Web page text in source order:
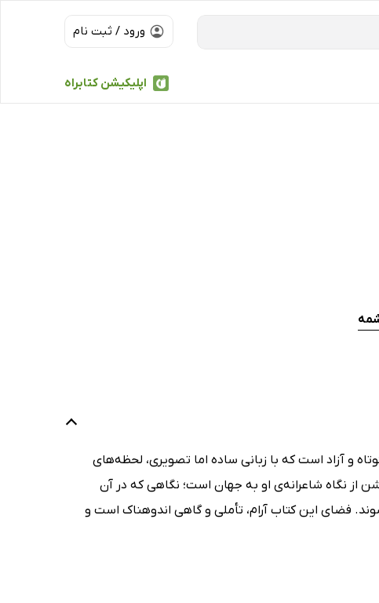
ورود / ثبت نام
اپلیکیشن کتابراه
و آزاد است که با زبانی ساده اما تصویری، لحظه‌های
از نگاه شاعرانه‌ی او به جهان است؛ نگاهی که در آن
فضای این کتاب آرام، تأملی و گاهی اندوهناک است و